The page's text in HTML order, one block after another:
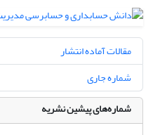
مقالات آماده انتشار
شماره جاری
شماره‌های پیشین نشریه